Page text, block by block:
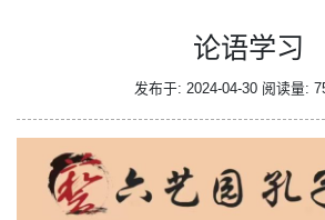
论语学习
发布于: 2024-04-30 阅读量: